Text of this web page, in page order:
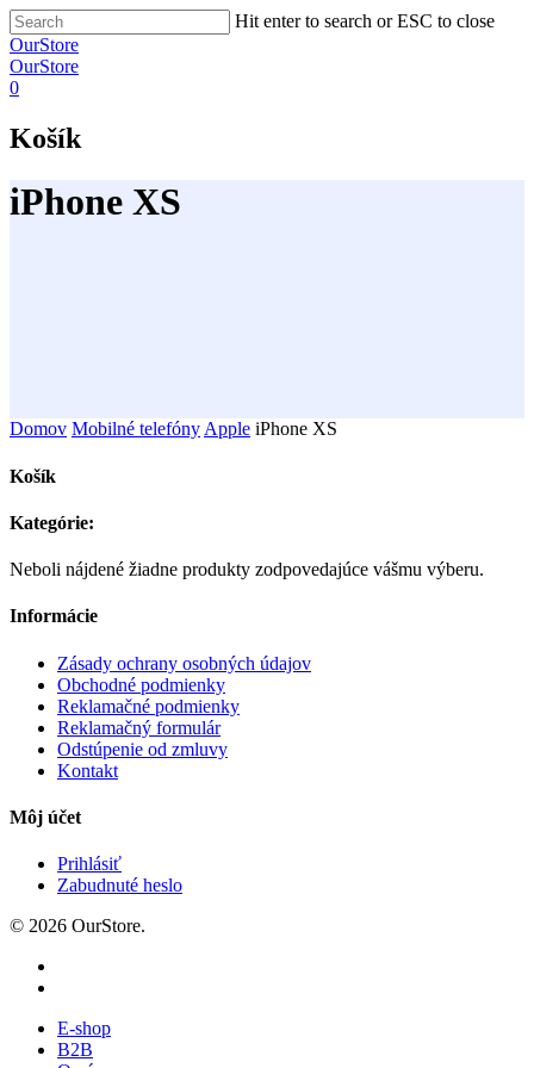
Hit enter to search or ESC to close
OurStore
OurStore
0
Košík
iPhone XS
Domov Mobilné telefóny Apple iPhone XS
Košík
Kategórie:
Neboli nájdené žiadne produkty zodpovedajúce vášmu výberu.
Informácie
Zásady ochrany osobných údajov
Obchodné podmienky
Reklamačné podmienky
Reklamačný formulár
Odstúpenie od zmluvy
Kontakt
Môj účet
Prihlásiť
Zabudnuté heslo
© 2026 OurStore.
E-shop
B2B